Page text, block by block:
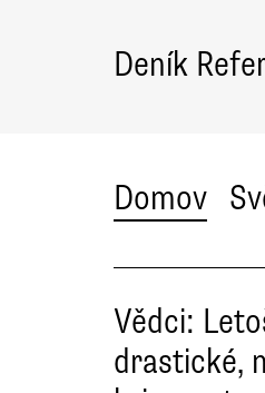
Deník
Domov
Vědci:
drastické,